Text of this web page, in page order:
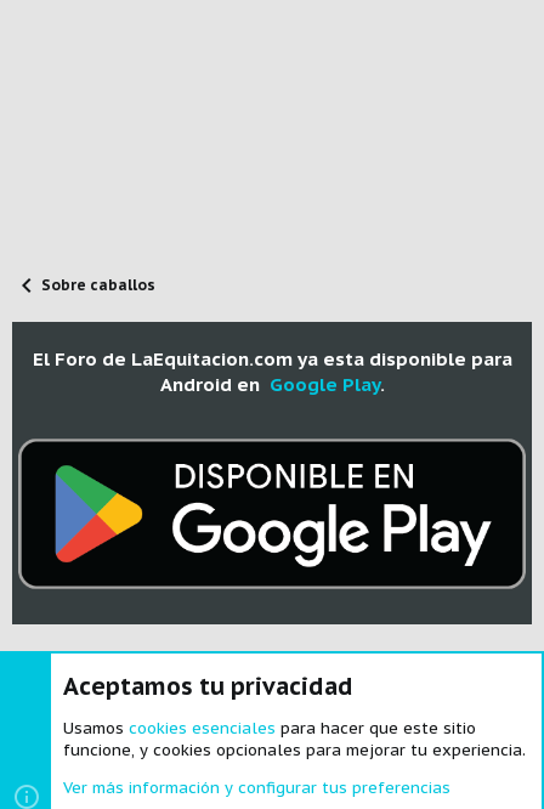
Sobre caballos
El Foro de LaEquitacion.com ya esta disponible para
Android en Google Play.
Community platform by XenForo ® © 2010-2024 XenForo Ltd.
Aceptamos tu privacidad
Usamos cookies esenciales para hacer que este sitio
funcione, y cookies opcionales para mejorar tu experiencia.
Ver más información y configurar tus preferencias